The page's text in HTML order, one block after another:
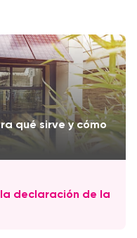
qué sirve y cómo
declaración de la